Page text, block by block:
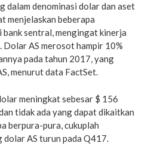
dalam denominasi dolar dan aset
menjelaskan beberapa
bank sentral, mengingat kinerja
AS merosot hampir 10%
pada tahun 2017, yang
menurut data FactSet.
meningkat sebesar $ 156
tidak ada yang dapat dikaitkan
berpura-pura, cukuplah
AS turun pada Q417.